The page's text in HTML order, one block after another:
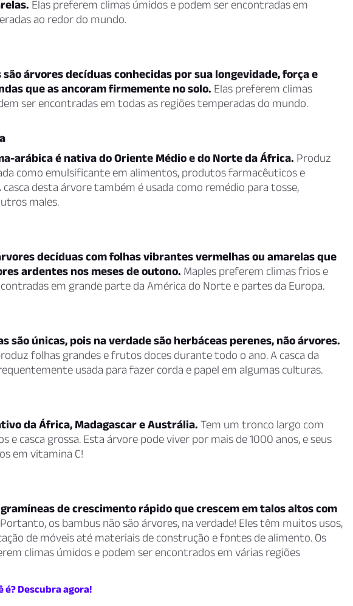
Elas preferem climas úmidos e podem ser encontradas em
ao redor do mundo.
são árvores decíduas conhecidas por sua longevidade, força e
que as ancoram firmemente no solo. Elas preferem climas
ser encontradas em todas as regiões temperadas do mundo.
arábica é nativa do Oriente Médio e do Norte da África. Produz
como emulsificante em alimentos, produtos farmacêuticos e
casca desta árvore também é usada como remédio para tosse,
males.
decíduas com folhas vibrantes vermelhas ou amarelas que
ardentes nos meses de outono. Maples preferem climas frios e
em grande parte da América do Norte e partes da Europa.
são únicas, pois na verdade são herbáceas perenes, não árvores.
folhas grandes e frutos doces durante todo o ano. A casca da
usada para fazer corda e papel em algumas culturas.
da África, Madagascar e Austrália. Tem um tronco largo com
e casca grossa. Esta árvore pode viver por mais de 1000 anos, e seus
em vitamina C!
de crescimento rápido que crescem em talos altos com
Portanto, os bambus não são árvores, na verdade! Eles têm muitos usos,
de móveis até materiais de construção e fontes de alimento. Os
climas úmidos e podem ser encontrados em várias regiões
é? Descubra agora!